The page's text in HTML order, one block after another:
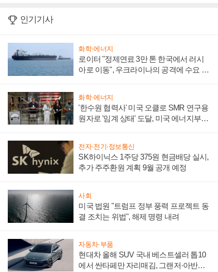
인기기사
화학·에너지
로이터 "정제연료 3만 톤 한국에서 러시
아로 이동", 우크라이나의 공격에 수요 늘
화학·에너지
'한수원 협력사' 미국 오클로 SMR 연구용
원자로 '임계 상태' 도달, 미국 에너지부
전자·전기·정보통신
SK하이닉스 1주당 375원 현금배당 실시,
추가 주주환원 계획 9월 공개 예정
사회
미국 법원 "트럼프 정부 풍력 프로젝트 동
결 조치는 위법", 해제 명령 내려
자동차·부품
현대차 올해 SUV 국내 베스트셀러 톱10
에서 싼타페만 자리매김, 그랜저·아반떼